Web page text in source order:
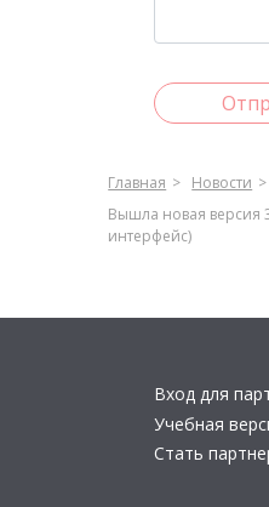
Главная
Новости
Вышла новая версия
интерфейс)
Вход для
Учебная
Стать